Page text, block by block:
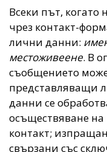
Всеки път,
чрез контакт-
лични данни:
местоживеене. В
съобщението
представляващи
данни се
осъществяване
контакт;
свързани със